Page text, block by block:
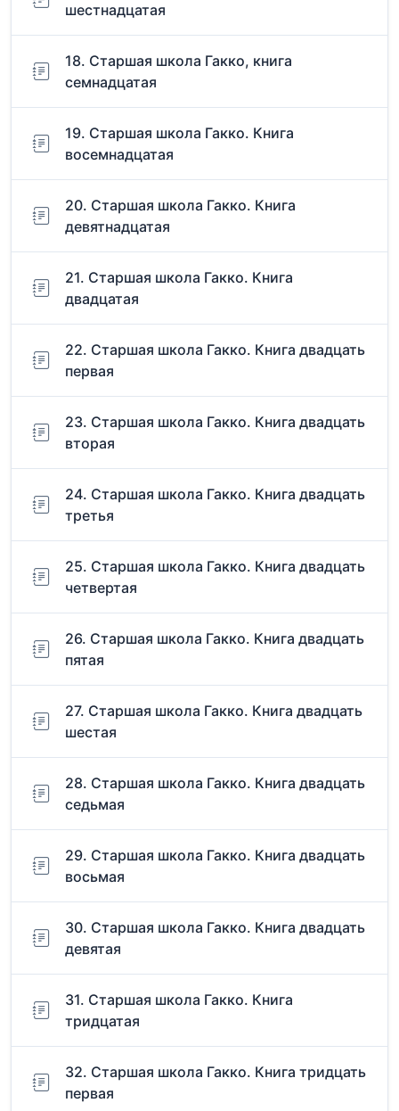
шестнадцатая
18. Старшая школа Гакко, книга
семнадцатая
19. Старшая школа Гакко. Книга
восемнадцатая
20. Старшая школа Гакко. Книга
девятнадцатая
21. Старшая школа Гакко. Книга
двадцатая
22. Старшая школа Гакко. Книга двадцать
первая
23. Старшая школа Гакко. Книга двадцать
вторая
24. Старшая школа Гакко. Книга двадцать
третья
25. Старшая школа Гакко. Книга двадцать
четвертая
26. Старшая школа Гакко. Книга двадцать
пятая
27. Старшая школа Гакко. Книга двадцать
шестая
28. Старшая школа Гакко. Книга двадцать
седьмая
29. Старшая школа Гакко. Книга двадцать
восьмая
30. Старшая школа Гакко. Книга двадцать
девятая
31. Старшая школа Гакко. Книга
тридцатая
32. Старшая школа Гакко. Книга тридцать
первая